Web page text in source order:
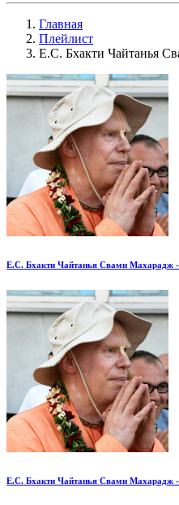
Главная
Плейлист
Е.С. Бхакти Чайтанья
Е.С. Бхакти Чайтанья Свами Махарадж
Е.С. Бхакти Чайтанья Свами Махарадж